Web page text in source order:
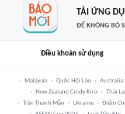
TẢI ỨNG
ĐỂ KHÔNG BỎ
Điều khoản sử dụng
Malaysia Quốc Hội Lào Australia
New Zealand Cindy Kiro
Thái
Trần Thanh Mẫn
Ukraine Điểm